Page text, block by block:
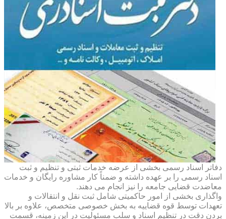
دفاتر اسناد رسمی بخشی از عرضه خدمات ثبتی و تنظیم و ثبت
اسناد رسمی را بر عهده داشته و ضمناً کار مشاوره رایگان و خدمات
معاضدت قضایی جامعه را نیز انجام می دهند.
واگذاری بخشی از امور حاکمیتی شامل ثبت نقل و انتقالات و
تعهدات توسط قوه قضاییه به بخش خصوصی متخصص، علاوه بر بالا
بردن دقت در تنظیم اسناد و سلب مسئولیت در این زمینه، قسمت